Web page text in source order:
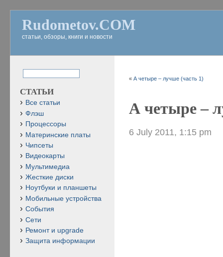
Rudometov.COM
статьи, обзоры, книги и новости
«А четыре – лучше (часть 1)
А четыре –
6 July 2011, 1:15 pm
СТАТЬИ
Все статьи
Флэш
Процессоры
Материнские платы
Чипсеты
Видеокарты
Мультимедиа
Жесткие диски
Ноутбуки и планшеты
Мобильные устройства
События
Сети
Ремонт и upgrade
Защита информации